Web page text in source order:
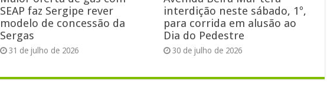
Maior oferta de gás com
SEAP faz Sergipe rever
modelo de concessão da
Sergas
31 de julho de 2026
Avenida Beira Mar terá
interdição neste sábado, 1º,
para corrida em alusão ao
Dia do Pedestre
30 de julho de 2026